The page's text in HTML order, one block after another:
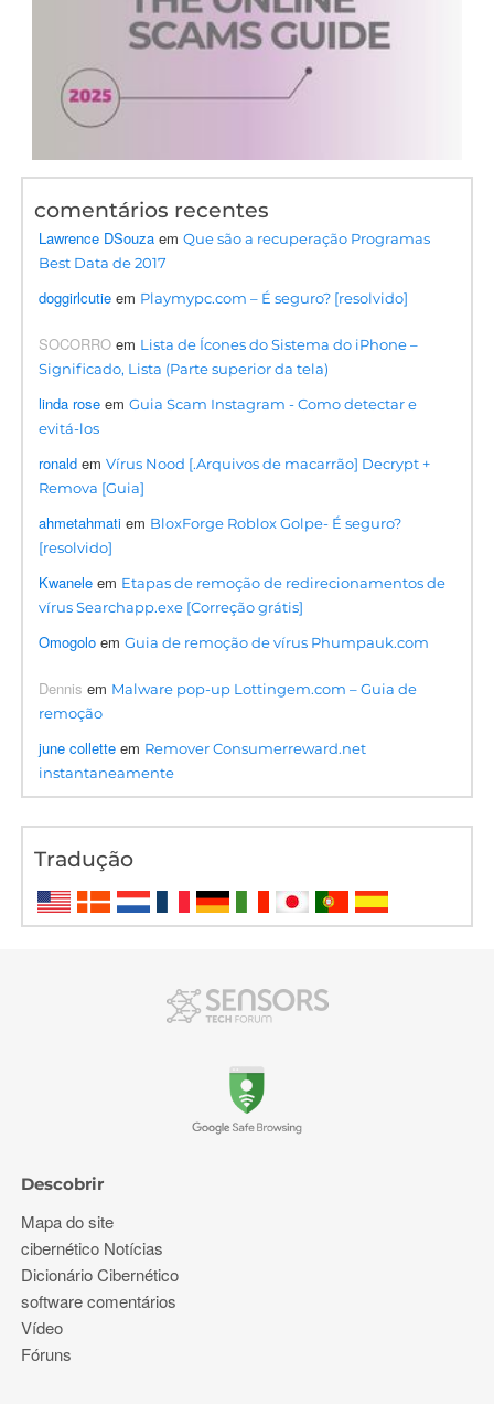
comentários recentes
Lawrence DSouza emQue são a recuperação Programas
Best Data de 2017
doggirlcutie em Playmypc.com – É seguro? [resolvido]
SOCORRO em Lista de Ícones do Sistema do iPhone –
Significado, Lista (Parte superior da tela)
linda rose emGuia Scam Instagram - Como detectar e
evitá-los
ronald emVírus Nood [.Arquivos de macarrão] Decrypt +
Remova [Guia]
ahmetahmati em BloxForge Roblox Golpe- É seguro?
[resolvido]
Kwanele em Etapas de remoção de redirecionamentos de
vírus Searchapp.exe [Correção grátis]
Omogolo emGuia de remoção de vírus Phumpauk.com
Dennis em Malware pop-up Lottingem.com – Guia de
remoção
june collette em Remover Consumerreward.net
instantaneamente
Tradução
Descobrir
Mapa do site
cibernético Notícias
Dicionário Cibernético
software comentários
Vídeo
Fóruns